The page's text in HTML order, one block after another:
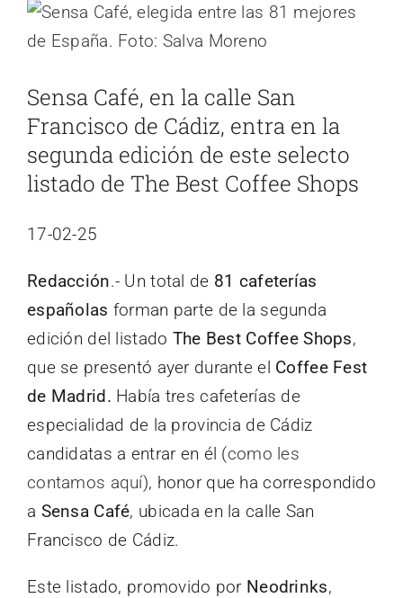
Ver
imagen
grande
Sensa Café, en la calle San
Francisco de Cádiz, entra en la
segunda edición de este selecto
listado de The Best Coffee Shops
17-02-25
Redacción.- Un total de 81 cafeterías
españolas forman parte de la segunda
edición del listado The Best Coffee Shops,
que se presentó ayer durante el Coffee Fest
de Madrid. Había tres cafeterías de
especialidad de la provincia de Cádiz
candidatas a entrar en él (como les
contamos aquí), honor que ha correspondido
a Sensa Café, ubicada en la calle San
Francisco de Cádiz.
Este listado, promovido por Neodrinks,